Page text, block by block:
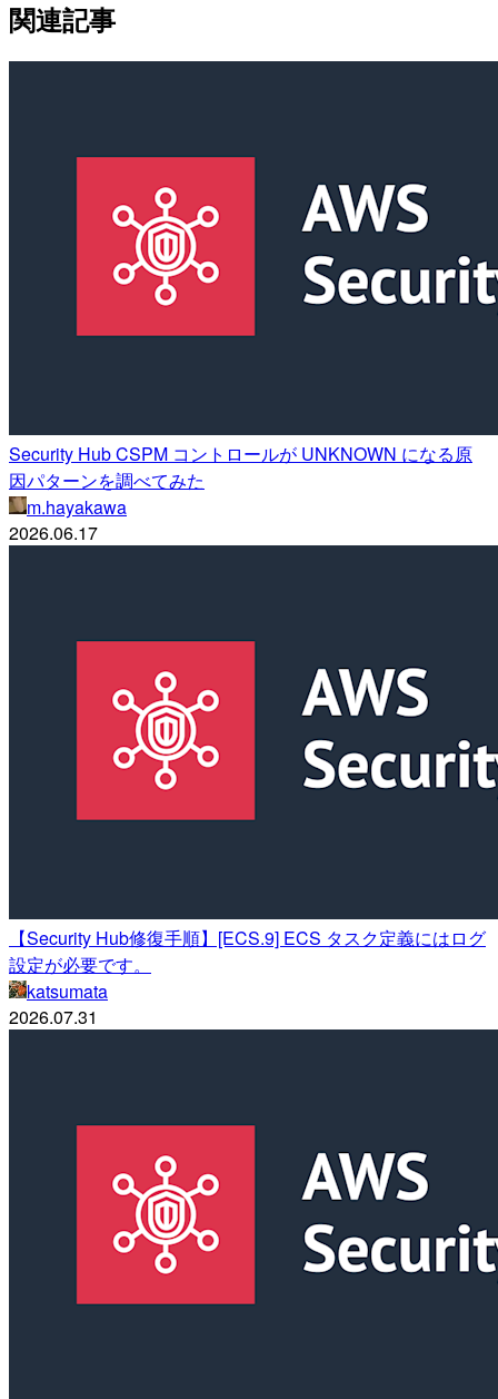
関連記事
Security Hub CSPM コントロールが UNKNOWN になる原
因パターンを調べてみた
m.hayakawa
2026.06.17
【Security Hub修復手順】[ECS.9] ECS タスク定義にはログ
設定が必要です。
katsumata
2026.07.31